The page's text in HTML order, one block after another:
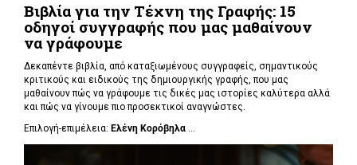
Βιβλία για την Τέχνη της Γραφής: 15
οδηγοί συγγραφής που μας μαθαίνουν
να γράφουμε
Δεκαπέντε βιβλία, από καταξιωμένους συγγραφείς, σημαντικούς
κριτικούς και ειδικούς της δημιουργικής γραφής, που μας
μαθαίνουν πώς να γράφουμε τις δικές μας ιστορίες καλύτερα αλλά
και πώς να γίνουμε πιο προσεκτικοί αναγνώστες.
Επιλογή-επιμέλεια: Ελένη Κορόβηλα ...